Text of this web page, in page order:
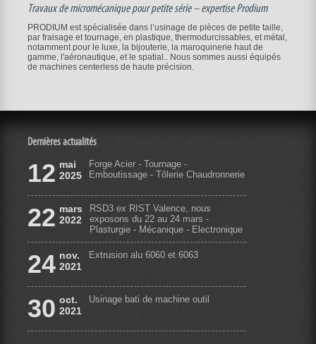
Travaux de micromécanique pour petite série – expertise Prodium
PRODIUM est spécialisée dans l’usinage de pièces de petite taille,
par fraisage et tournage, en plastique, thermodurcissables, et métal,
notamment pour le luxe, la bijouterie, la maroquinerie haut de
gamme, l'aéronautique, et le spatial.. Nous sommes aussi équipés
de machines centerless de haute précision.
Dernières actualités
12 mai
2025
Forge Acier - Tournage -
Emboutissage - Tôlerie Chaudronnerie
22 mars
2022
RSD3 ex RIST Valence, nous
exposons du 22 au 24 mars -
Plasturgie - Mécanique - Electronique
24 nov.
2021
Extrusion alu 6060 et 6063
30 oct.
2021
Usinage bati de machine outil